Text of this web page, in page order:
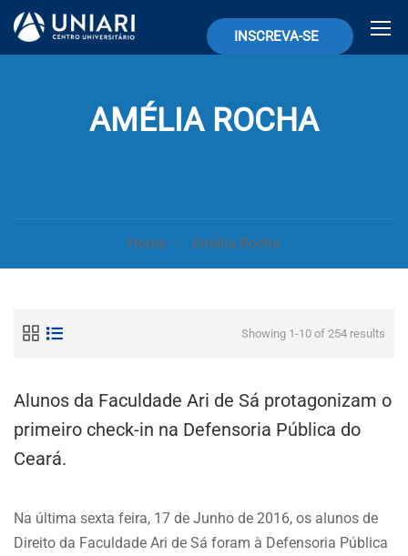
INSCREVA-SE
AMÉLIA ROCHA
Home Amélia Rocha
Showing 1-10 of 254 results
Alunos da Faculdade Ari de Sá protagonizam o
primeiro check-in na Defensoria Pública do
Ceará.
Na última sexta feira, 17 de Junho de 2016, os alunos de
Direito da Faculdade Ari de Sá foram à Defensoria Pública